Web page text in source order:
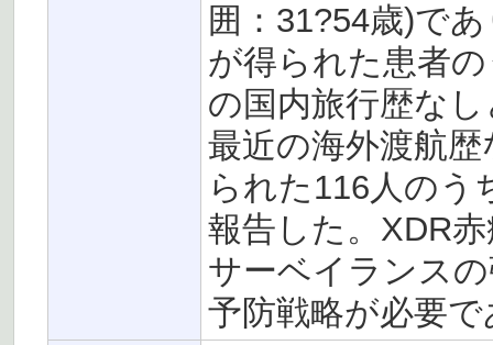
囲：31?54歳)で
が得られた患者
の国内旅行歴な
最近の海外渡航
られた116人のう
報告した。XDR
サーベイランス
予防戦略が必要